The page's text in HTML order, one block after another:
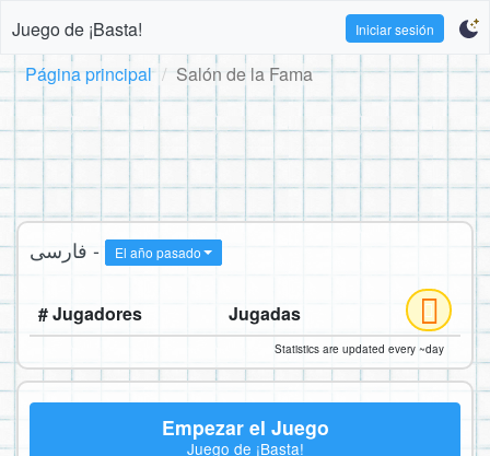
Juego de ¡Basta! Iniciar sesión
Página principal Salón de la Fama
فارسی - El año pasado
# Jugadores Jugadas
Statistics are updated every ~day
Empezar el Juego
Juego de ¡Basta!